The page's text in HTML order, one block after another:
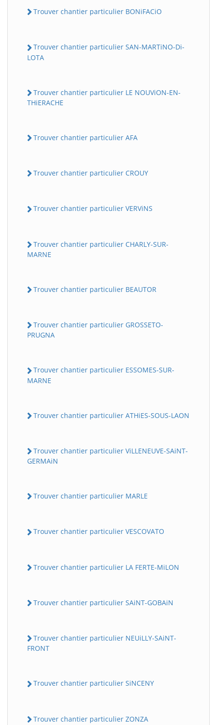
Trouver chantier particulier BONiFACiO
Trouver chantier particulier SAN-MARTiNO-Di-
LOTA
Trouver chantier particulier LE NOUViON-EN-
THiERACHE
Trouver chantier particulier AFA
Trouver chantier particulier CROUY
Trouver chantier particulier VERViNS
Trouver chantier particulier CHARLY-SUR-
MARNE
Trouver chantier particulier BEAUTOR
Trouver chantier particulier GROSSETO-
PRUGNA
Trouver chantier particulier ESSOMES-SUR-
MARNE
Trouver chantier particulier ATHiES-SOUS-LAON
Trouver chantier particulier ViLLENEUVE-SAiNT-
GERMAiN
Trouver chantier particulier MARLE
Trouver chantier particulier VESCOVATO
Trouver chantier particulier LA FERTE-MiLON
Trouver chantier particulier SAiNT-GOBAiN
Trouver chantier particulier NEUiLLY-SAiNT-
FRONT
Trouver chantier particulier SiNCENY
Trouver chantier particulier ZONZA